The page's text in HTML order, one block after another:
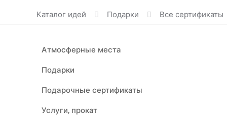
Каталог идей Подарки Все сертификаты
Атмосферные места
Подарки
Подарочные сертификаты
Услуги, прокат